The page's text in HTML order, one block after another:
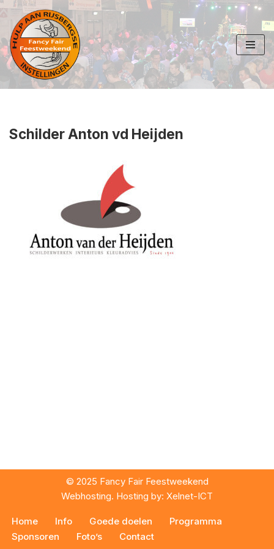
Ga
naar
de
inhoud
Schilder Anton vd Heijden
© 2025 Fancy Fair Feestweekend
Webhosting. Hosting by: Xelnet-ICT
Home Info Goede doelen
Programma
Sponsoren
Foto’s Contact